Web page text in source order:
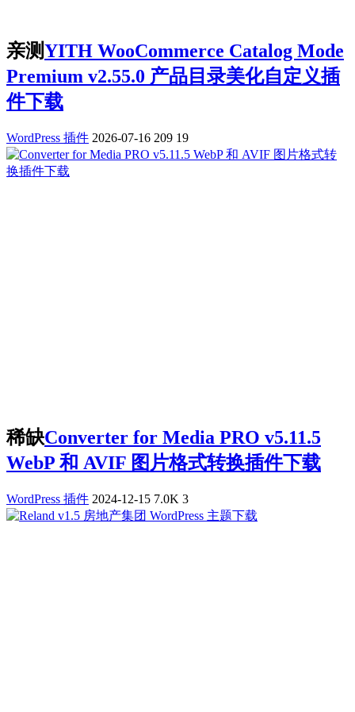
亲测YITH WooCommerce Catalog Mode
Premium v2.55.0 产品目录美化自定义插
件下载
WordPress 插件 2026-07-16 209 19
稀缺Converter for Media PRO v5.11.5
WebP 和 AVIF 图片格式转换插件下载
WordPress 插件 2024-12-15 7.0K 3